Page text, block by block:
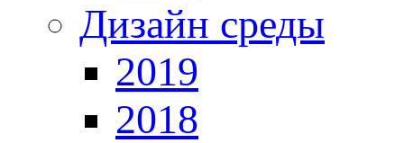
Дизайн среды
2019
2018